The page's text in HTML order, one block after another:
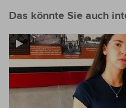
Paraguay
ins
Das könnte Sie auch